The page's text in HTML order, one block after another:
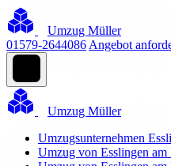
Umzug Müller
01579-2644086 Angebot
Umzug Müller
Umzugsunternehmen
Umzug von Esslingen